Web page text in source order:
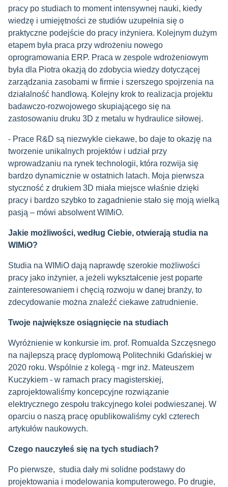
pracy po studiach to moment intensywnej nauki, kiedy
wiedzę i umiejętności ze studiów uzupełnia się o
praktyczne podejście do pracy inżyniera. Kolejnym dużym
etapem była praca przy wdrożeniu nowego
oprogramowania ERP. Praca w zespole wdrożeniowym
była dla Piotra okazją do zdobycia wiedzy dotyczącej
zarządzania zasobami w firmie i szerszego spojrzenia na
działalność handlową. Kolejny krok to realizacja projektu
badawczo-rozwojowego skupiającego się na
zastosowaniu druku 3D z metalu w hydraulice siłowej.
- Prace R&D są niezwykle ciekawe, bo daje to okazję na
tworzenie unikalnych projektów i udział przy
wprowadzaniu na rynek technologii, która rozwija się
bardzo dynamicznie w ostatnich latach. Moja pierwsza
styczność z drukiem 3D miała miejsce właśnie dzięki
pracy i bardzo szybko to zagadnienie stało się moją wielką
pasją – mówi absolwent WIMiO.
Jakie możliwości, według Ciebie, otwierają studia na
WIMiO?
Studia na WIMiO dają naprawdę szerokie możliwości
pracy jako inżynier, a jeżeli wykształcenie jest poparte
zainteresowaniem i chęcią rozwoju w danej branży, to
zdecydowanie można znaleźć ciekawe zatrudnienie.
Twoje największe osiągnięcie na studiach
Wyróżnienie w konkursie im. prof. Romualda Szczęsnego
na najlepszą pracę dyplomową Politechniki Gdańskiej w
2020 roku. Wspólnie z kolegą - mgr inż. Mateuszem
Kuczykiem - w ramach pracy magisterskiej,
zaprojektowaliśmy koncepcyjne rozwiązanie
elektrycznego zespołu trakcyjnego kolei podwieszanej. W
oparciu o naszą pracę opublikowaliśmy cykl czterech
artykułów naukowych.
Czego nauczyłeś się na tych studiach?
Po pierwsze, studia dały mi solidne podstawy do
projektowania i modelowania komputerowego. Po drugie,